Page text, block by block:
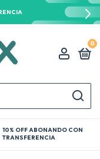
0
10% OFF ABONANDO CON
TRANSFERENCIA